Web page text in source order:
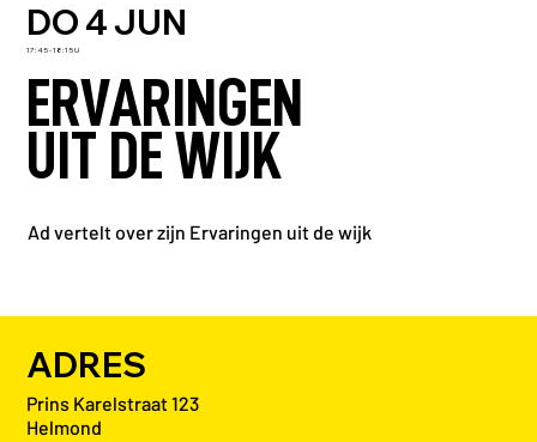
DO 4 JUN
17:45 - 18:15 U
ERVARINGEN
UIT DE WIJK
Ad vertelt over zijn Ervaringen uit de wijk
ADRES
Prins Karelstraat 123
Helmond